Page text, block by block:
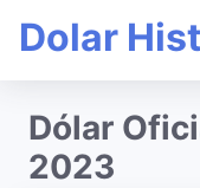
Dolar
Dólar
2023